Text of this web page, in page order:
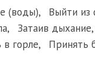
(воды), Выйти из
, Затаив дыхание,
горле, Принять